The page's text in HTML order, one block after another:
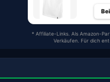
* Affiliate-Links. Als Amazon-
Verkäufen. Für dich